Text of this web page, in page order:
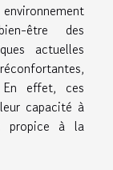
être des
actuelles
En effet, ces
capacité à
propice à la